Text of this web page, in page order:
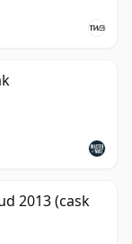
2013 (cask